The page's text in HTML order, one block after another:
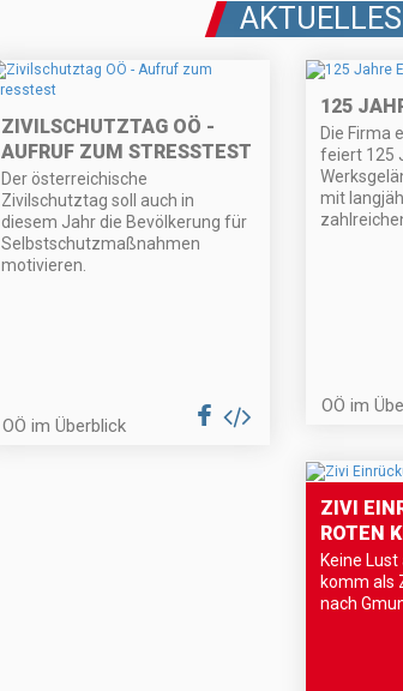
ZIVILSCHUTZTAG OÖ -
AUFRUF ZUM STRESSTEST
Der österreichische
Zivilschutztag soll auch in
diesem Jahr die Bevölkerung für
Selbstschutzmaßnahmen
motivieren.
OÖ im Überblick
125
Die Firma
feiert 125
mit
OÖ im
ZIVI
ROTEN
Keine
komm als
nach